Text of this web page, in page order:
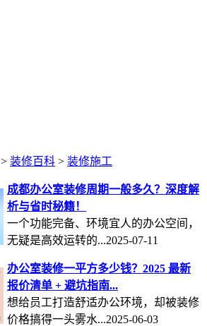
> 装修百科 > 装修施工
成都办公室装修周期一般多久？深度解
析与省时秘籍！
一个功能完备、环境宜人的办公空间，
无疑是高效运转的...2025-07-11
办公室装修一平方多少钱？2025 最新
报价清单 + 避坑指南...
想给员工打造舒适办公环境，却被装修
价格搞得一头雾水...2025-06-03